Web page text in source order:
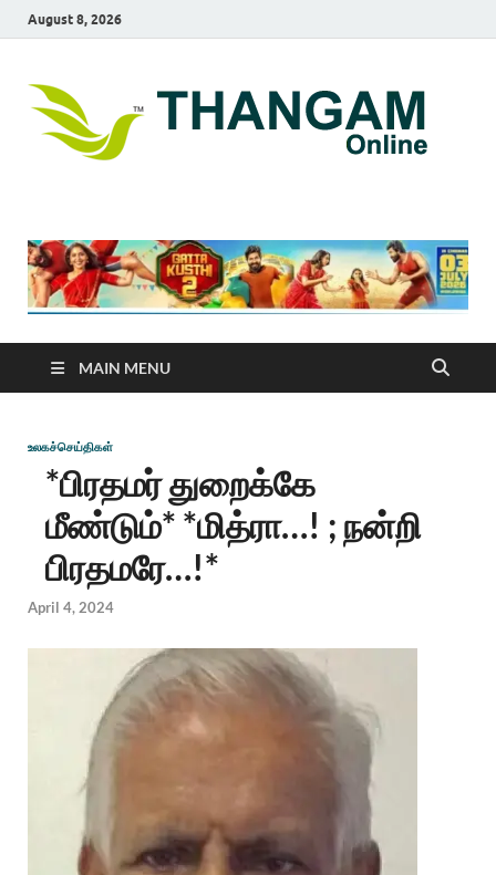
August 8, 2026
MAIN MENU
உலகச்செய்திகள்
*பிரதமர் துறைக்கே
மீண்டும்* *மித்ரா…! ; நன்றி
பிரதமரே…!*
April 4, 2024